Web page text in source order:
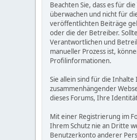
Beachten Sie, dass es für
überwachen und nicht für
veröffentlichten Beiträge
oder die der Betreiber.
Verantwortlichen und
manueller Prozess ist,
Profilinformationen.
Sie allein sind für die
zusammenhängender
dieses Forums, Ihre
Mit einer Registrierung im
Ihrem Schutz nie an Dritte
Benutzerkonto anderer